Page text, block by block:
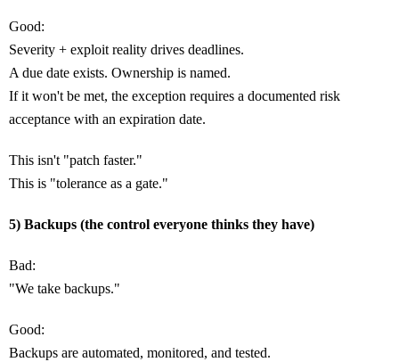
Good:
Severity + exploit reality drives deadlines.
A due date exists. Ownership is named.
If it won't be met, the exception requires a documented risk
acceptance with an expiration date.
This isn't "patch faster."
This is "tolerance as a gate."
5) Backups (the control everyone thinks they have)
Bad:
"We take backups."
Good:
Backups are automated, monitored, and tested.